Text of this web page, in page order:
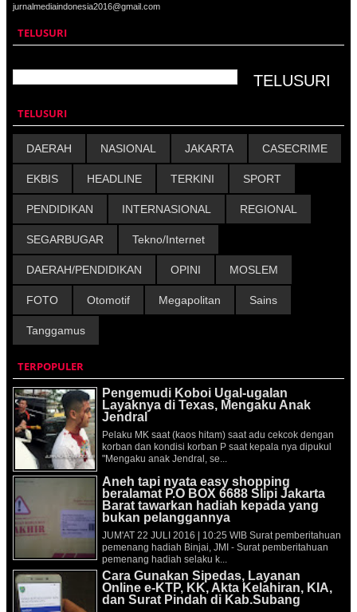
jurnalmediaindonesia2016@gmail.com
TELUSURI
TELUSURI
DAERAH NASIONAL JAKARTA CASECRIME
EKBIS HEADLINE TERKINI SPORT
PENDIDIKAN INTERNASIONAL REGIONAL
SEGARBUGAR Tekno/Internet
DAERAH/PENDIDIKAN OPINI MOSLEM
FOTO Otomotif Megapolitan Sains
Tanggamus
TERPOPULER
Pengemudi Koboi Ugal-ugalan
Layaknya di Texas, Mengaku Anak
Jendral
Pelaku MK saat (kaos hitam) saat adu cekcok dengan
korban dan kondisi korban P saat kepala nya dipukul
"Mengaku anak Jendral, se...
Aneh tapi nyata easy shopping
beralamat P.O BOX 6688 Slipi Jakarta
Barat tawarkan hadiah kepada yang
bukan pelanggannya
JUM'AT 22 JULI 2016 | 10:25 WIB Surat pemberitahuan
pemenang hadiah Binjai, JMI - Surat pemberitahuan
pemenang hadiah selaku k...
Cara Gunakan Sipedas, Layanan
Online e-KTP, KK, Akta Kelahiran, KIA,
dan Surat Pindah di Kab.Subang